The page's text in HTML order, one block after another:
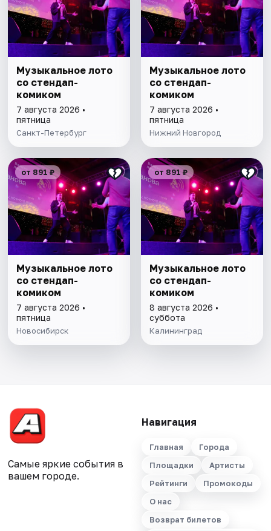
Музыкальное лото
со стендап-
комиком
7 августа 2026 •
пятница
Санкт-Петербург
Музыкальное лото
со стендап-
комиком
7 августа 2026 •
пятница
Нижний Новгород
от 891 ₽
Музыкальное лото
со стендап-
комиком
7 августа 2026 •
пятница
Новосибирск
от 891 ₽
Музыкальное лото
со стендап-
комиком
8 августа 2026 •
суббота
Калининград
Самые яркие события в
вашем городе.
Навигация
Главная
Города
Площадки
Артисты
Рейтинги
Промокоды
О нас
Возврат билетов